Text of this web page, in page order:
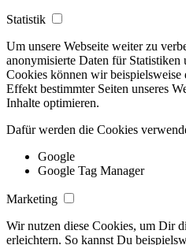
Statistik
Um unsere Webseite weiter zu
anonymisierte Daten für
Cookies können wir beispielsweise
Effekt bestimmter Seiten unseres
Inhalte optimieren.
Dafür werden die Cookies
Google
Google Tag Manager
Marketing
Wir nutzen diese Cookies, um Dir
erleichtern. So kannst Du